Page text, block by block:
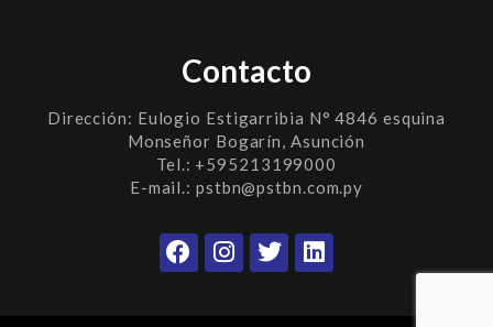
Contacto
Dirección: Eulogio Estigarribia N° 4846 esquina
Monseñor Bogarín, Asunción
Tel.: +595213199000
E-mail.: pstbn@pstbn.com.py